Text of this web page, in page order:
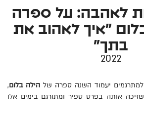
לאהבה: על ספרה
"איך לאהוב את
בתך"
2022
למתרגמים יעמוד השנה ספרה של הילה בלום,
אותה בפרס ספיר ומתורגם בימים אלו